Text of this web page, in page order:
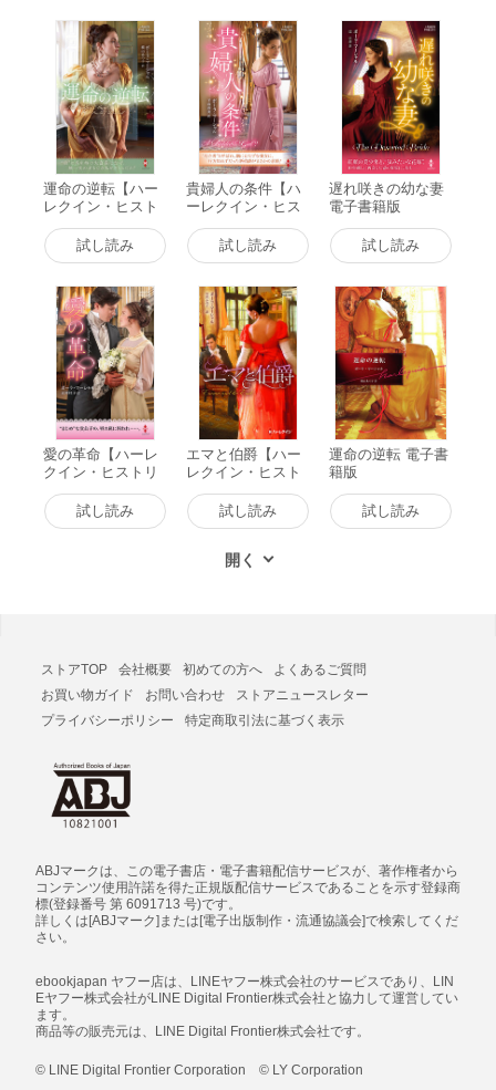
運命の逆転【ハー
レクイン・ヒスト
リカル・スペシャ
ル版】 電子書籍版
試し読み
貴婦人の条件【ハ
ーレクイン・ヒス
トリカル・スペシ
ャル版】 電子書籍
版
試し読み
遅れ咲きの幼な妻
電子書籍版
試し読み
愛の革命【ハーレ
クイン・ヒストリ
カル・スペシャル
版】 電子書籍版
試し読み
エマと伯爵【ハー
レクイン・ヒスト
リカル・スペシャ
ル版】 電子書籍版
試し読み
運命の逆転 電子書
籍版
試し読み
ストアTOP 会社概要 初めての方へ
よくあるご質問
お買い物ガイド
お問い合わせ
ストアニュースレター
プライバシーポリシー
特定商取引法に基づく表示
ABJマークは、この電子書店・電子書籍配信サービスが、著作権者から
コンテンツ使用許諾を得た正規版配信サービスであることを示す登録商
標(登録番号 第 6091713 号)です。
詳しくは[ABJマーク]または[電子出版制作・流通協議会]で検索してくだ
さい。
ebookjapan ヤフー店は、LINEヤフー株式会社のサービスであり、LIN
Eヤフー株式会社がLINE Digital Frontier株式会社と協力して運営してい
ます。
商品等の販売元は、LINE Digital Frontier株式会社です。
© LINE Digital Frontier Corporation © LY Corporation